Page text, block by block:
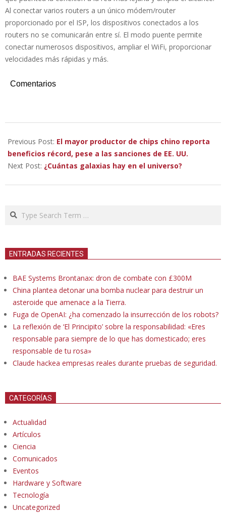
Al conectar varios routers a un único módem/router
proporcionado por el ISP, los dispositivos conectados a los
routers no se comunicarán entre sí. El modo puente permite
conectar numerosos dispositivos, ampliar el WiFi, proporcionar
velocidades más rápidas y más.
Comentarios
02-
16
Previous Post: El mayor productor de chips chino reporta
beneficios récord, pese a las sanciones de EE. UU.
Next Post: ¿Cuántas galaxias hay en el universo?
Search
ENTRADAS RECIENTES
BAE Systems Brontanax: dron de combate con £300M
China plantea detonar una bomba nuclear para destruir un
asteroide que amenace a la Tierra.
Fuga de OpenAI: ¿ha comenzado la insurrección de los robots?
La reflexión de ‘El Principito’ sobre la responsabilidad: «Eres
responsable para siempre de lo que has domesticado; eres
responsable de tu rosa»
Claude hackea empresas reales durante pruebas de seguridad.
CATEGORÍAS
Actualidad
Artículos
Ciencia
Comunicados
Eventos
Hardware y Software
Tecnología
Uncategorized